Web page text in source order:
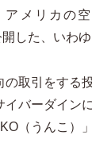
メリカの
した、いわゆ
取引をする
バーダイン
（うんこ）